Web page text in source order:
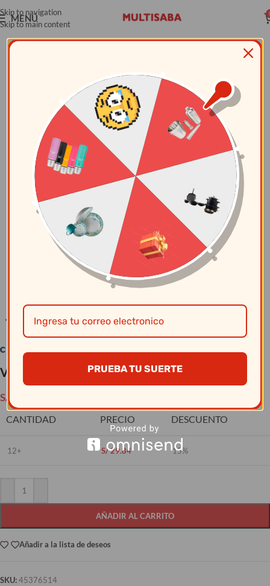
Skip to navigation
Skip to main content
MENÚ
Vajillas Corona – Plato Pando Coupe 28.5Cm Ink
S/ 35.10
CANTIDAD PRECIO DESCUENTO
12+ S/29.84 15%
AÑADIR AL CARRITO
Añadir a la lista de deseos
SKU:45376514
PRUEBA TU SUERTE